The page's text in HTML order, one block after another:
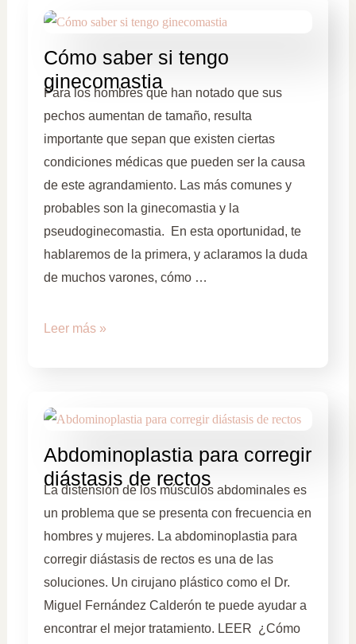
Cómo saber si tengo
ginecomastia
Para los hombres que han notado que sus
pechos aumentan de tamaño, resulta
importante que sepan que existen ciertas
condiciones médicas que pueden ser la causa
de este agrandamiento. Las más comunes y
probables son la ginecomastia y la
pseudoginecomastia. En esta oportunidad, te
hablaremos de la primera, y aclaramos la duda
de muchos varones, cómo …
Leer más »
Abdominoplastia para corregir
diástasis de rectos
La distensión de los músculos abdominales es
un problema que se presenta con frecuencia en
hombres y mujeres. La abdominoplastia para
corregir diástasis de rectos es una de las
soluciones. Un cirujano plástico como el Dr.
Miguel Fernández Calderón te puede ayudar a
encontrar el mejor tratamiento. LEER ¿Cómo